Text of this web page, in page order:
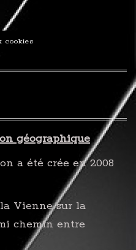
cookies
géographique
a été crée en 2008
Vienne sur la
chemin entre